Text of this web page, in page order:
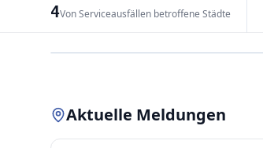
4Von Serviceausfällen betroffene Städte
Aktuelle Meldungen